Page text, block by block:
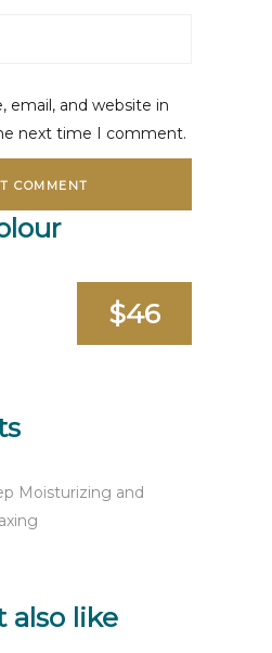
email, and website in
next time I comment.
$46
Moisturizing and
also like